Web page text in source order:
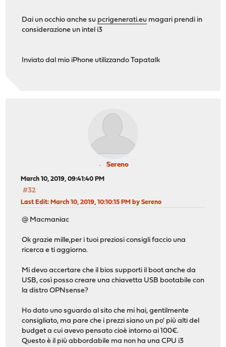
Dai un occhio anche su pcrigenerati.eu magari prendi in
considerazione un intel i3
Inviato dal mio iPhone utilizzando Tapatalk
Sereno
March 10, 2019, 09:41:40 PM
#32
Last Edit: March 10, 2019, 10:10:15 PM by Sereno
@ Macmaniac
Ok grazie mille,per i tuoi preziosi consigli faccio una
ricerca e ti aggiorno.
Mi devo accertare che il bios supporti il boot anche da
USB, così posso creare una chiavetta USB bootabile con
la distro OPNsense?
Ho dato uno sguardo al sito che mi hai, gentilmente
consigliato, ma pare che i prezzi siano un po' più alti del
budget a cui avevo pensato cioè intorno ai 100€.
Questo è il più abbordabile ma non ha una CPU i3